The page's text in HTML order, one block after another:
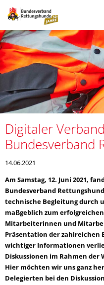
Digitaler
Bundesverband
14.06.2021
Am Samstag, 12. Juni 2021,
Bundesverband
technische Begleitung durch
maßgeblich zum
Mitarbeiterinnen und
Präsentation der
wichtiger Informationen
Diskussionen im Rahmen
Hier möchten wir uns ganz
Delegierten bei den